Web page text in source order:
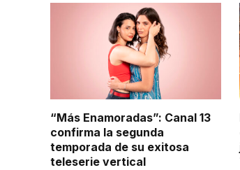
“Más Enamoradas”: Canal 13
confirma la segunda
temporada de su exitosa
teleserie vertical